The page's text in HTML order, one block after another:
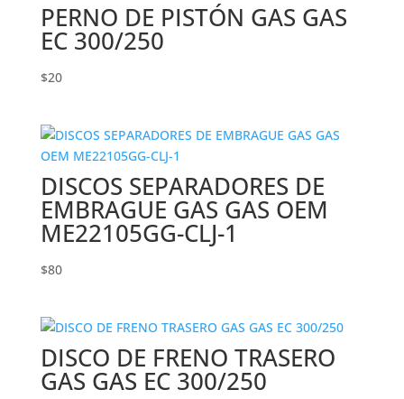
PERNO DE PISTÓN GAS GAS
EC 300/250
$20
DISCOS SEPARADORES DE
EMBRAGUE GAS GAS OEM
ME22105GG-CLJ-1
$80
DISCO DE FRENO TRASERO
GAS GAS EC 300/250